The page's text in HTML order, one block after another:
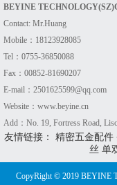
BEYINE
Contact: Mr.Huang
Mobile：18123928085
Tel：0755-36850088
Fax：00852-81690207
E-mail：2501625599@qq.com
Website：www.beyine.cn
Add：No. 19, Fortress Road,
友情链接： 精密五金配件
丝 单
CopyRight © 2019 BEYINE